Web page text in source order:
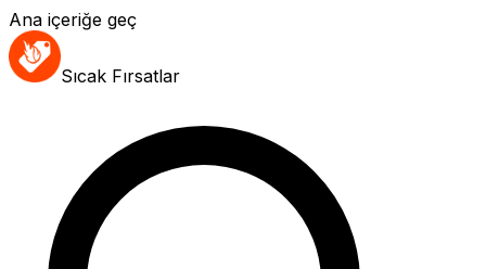
Ana içeriğe geç
Sıcak Fırsatlar